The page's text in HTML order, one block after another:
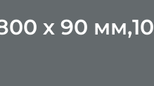
х 90 мм,10